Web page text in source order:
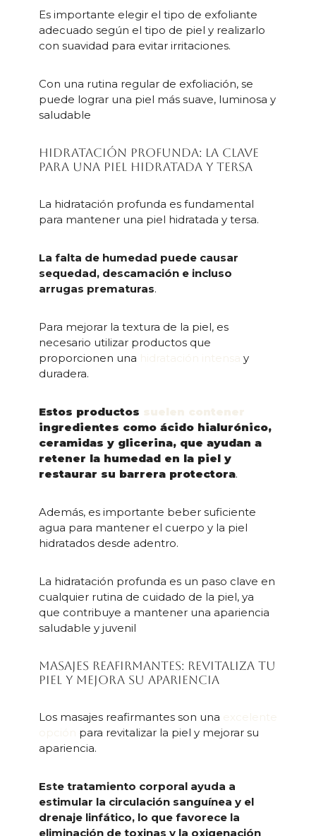
Es importante elegir el tipo de exfoliante
adecuado según el tipo de piel y realizarlo
con suavidad para evitar irritaciones.
Con una rutina regular de exfoliación, se
puede lograr una piel más suave, luminosa y
saludable
Hidratación profunda: la clave
para una piel hidratada y tersa
La hidratación profunda es fundamental
para mantener una piel hidratada y tersa.
La falta de humedad puede causar
sequedad, descamación e incluso
arrugas prematuras.
Para mejorar la textura de la piel, es
necesario utilizar productos que
proporcionen una
y
duradera.
Estos productos
ingredientes como ácido hialurónico,
ceramidas y glicerina, que ayudan a
retener la humedad en la piel y
restaurar su barrera protectora.
Además, es importante beber suficiente
agua para mantener el cuerpo y la piel
hidratados desde adentro.
La hidratación profunda es un paso clave en
cualquier rutina de cuidado de la piel, ya
que contribuye a mantener una apariencia
saludable y juvenil
Masajes reafirmantes: revitaliza tu
piel y mejora su apariencia
Los masajes reafirmantes son una
para revitalizar la piel y mejorar su
apariencia.
Este tratamiento corporal ayuda a
estimular la circulación sanguínea y el
drenaje linfático, lo que favorece la
eliminación de toxinas y la oxigenación